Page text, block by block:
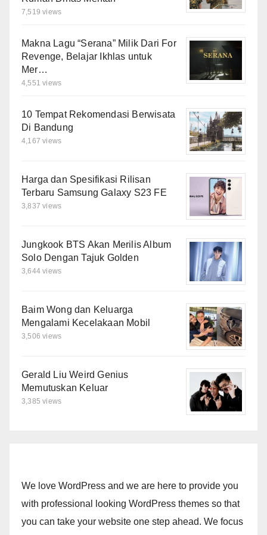
7,519 views
Makna Lagu “Serana” Milik Dari For
Revenge, Belajar Ikhlas untuk
Mer…
4,551 views
10 Tempat Rekomendasi Berwisata
Di Bandung
4,167 views
Harga dan Spesifikasi Rilisan
Terbaru Samsung Galaxy S23 FE
3,837 views
Jungkook BTS Akan Merilis Album
Solo Dengan Tajuk Golden
3,644 views
Baim Wong dan Keluarga
Mengalami Kecelakaan Mobil
3,506 views
Gerald Liu Weird Genius
Memutuskan Keluar
3,385 views
We love WordPress and we are here to provide you
with professional looking WordPress themes so that
you can take your website one step ahead. We focus